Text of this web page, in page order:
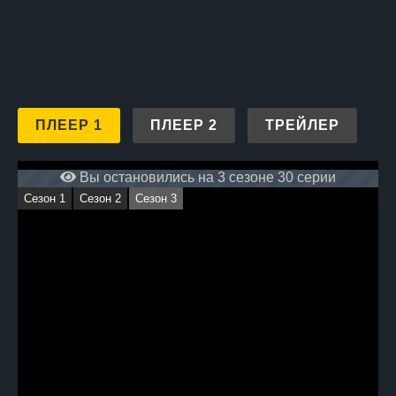
ПЛЕЕР 1 ПЛЕЕР 2 ТРЕЙЛЕР
Вы остановились на 3 сезоне 30 серии
Сезон 1 Сезон 2 Сезон 3